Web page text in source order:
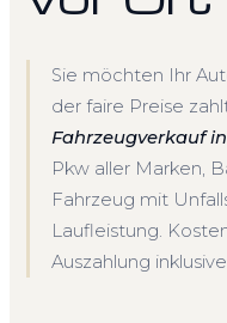
Sie möchten Ihr
der faire Preise
Fahrzeugverkauf
Pkw aller Marken,
Fahrzeug mit
Laufleistung.
Auszahlung